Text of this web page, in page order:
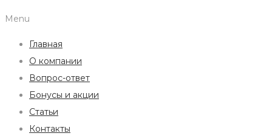
Menu
Главная
О компании
Вопрос-ответ
Бонусы и акции
Статьи
Контакты